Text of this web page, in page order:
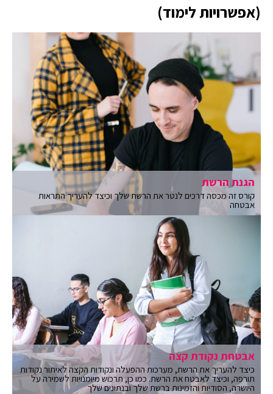
(אפשרויות לימוד)
הגנת הרשת
קורס זה מכסה דרכים לנטר את הרשת שלך וכיצד להעריך התראות
אבטחה
אבטחת נקודת קצה
כיצד להעריך את הרשת, מערכות ההפעלה ונקודות הקצה לאיתור נקודות
תורפה, וכיצד לאבטח את הרשת. כמו כן, תרכוש מיומנויות לשמירה על
היושרה, הסודיות והזמינות ברשת שלך ובנתונים שלך